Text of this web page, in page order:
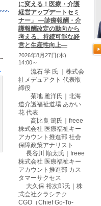
に変える！医療・介護
経営アップデートセミ
ナー」 ―診療報酬・介
護報酬改定の動向から
考える、持続可能な経
営と生産性向上―
2026年8月27日(木)
14:00～
流石 学 氏 ｜株式会
社メデュアクト 代表取
締役
菊地 雅洋氏｜北海
道介護福祉道場 あかい
花 代表
高比良 篤氏｜freee
株式会社 医療福祉キー
アカウント推進部 社会
保障政策アナリスト
長谷川 順太氏｜freee
株式会社 医療福祉キー
アカウント推進部 カス
タマーサクセス
大久保 裕次郎氏｜株
式会社クラシテク
CGO（Chief Go-To-